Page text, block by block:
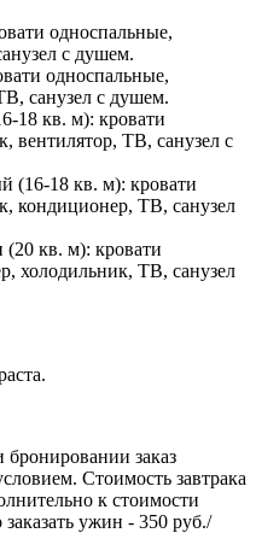
односпальные,
с душем.
односпальные,
санузел с душем.
18 кв. м): кровати
вентилятор, ТВ, санузел с
(16-18 кв. м): кровати
кондиционер, ТВ, санузел
(20 кв. м): кровати
холодильник, ТВ, санузел
заказ
Стоимость завтрака
к стоимости
ужин - 350 руб./